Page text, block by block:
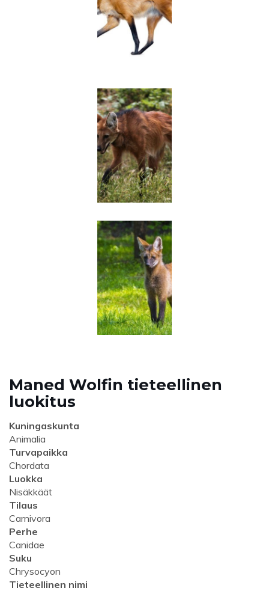
Maned Wolfin tieteellinen
luokitus
Kuningaskunta
Animalia
Turvapaikka
Chordata
Luokka
Nisäkkäät
Tilaus
Carnivora
Perhe
Canidae
Suku
Chrysocyon
Tieteellinen nimi